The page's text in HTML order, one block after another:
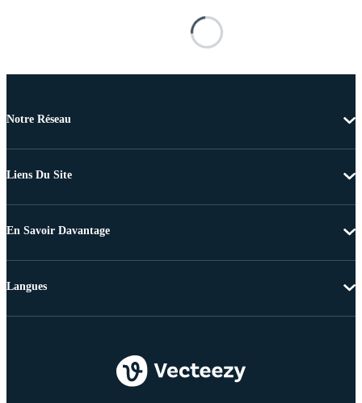
Notre Réseau
Liens Du Site
En Savoir Davantage
Langues